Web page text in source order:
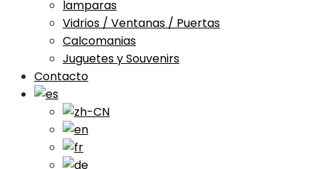
lamparas
Vidrios / Ventanas / Puertas
Calcomanias
Juguetes y Souvenirs
Contacto